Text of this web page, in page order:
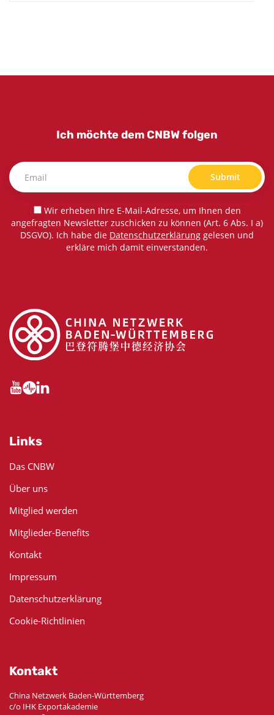
Ich möchte dem CNBW folgen
Submit
Wir erheben Ihre E-Mail-Adresse, um Ihnen den
angefragten Newsletter zuschicken zu können (Art. 6 Abs. I a)
DSGVO). Ich habe die Datenschutzerklärung gelesen und
erkläre mich damit einverstanden.
Links
Das CNBW
Über uns
Mitglied werden
Mitglieder-Benefits
Kontakt
Impressum
Datenschutzerklärung
Cookie-Richtlinien
Kontakt
China Netzwerk Baden-Württemberg
c/o IHK Exportakademie